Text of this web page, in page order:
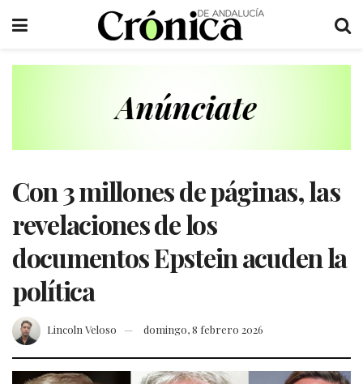
Con 3 millones de páginas, las
revelaciones de los
documentos Epstein acuden la
política
Lincoln Veloso domingo, 8 febrero 2026